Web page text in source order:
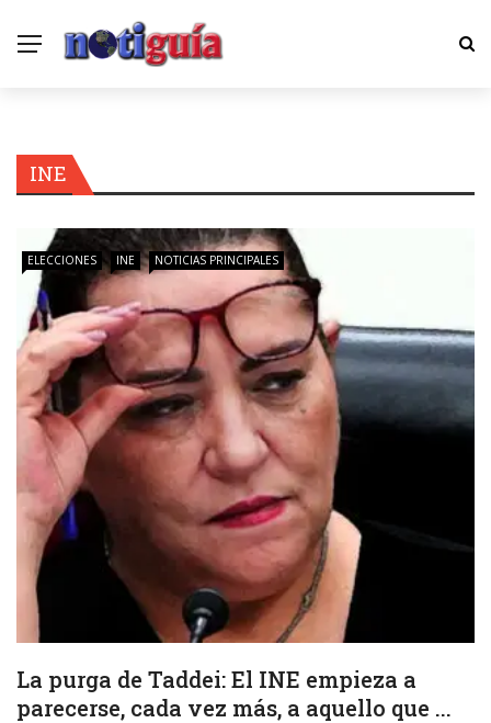
INE
ELECCIONES INE NOTICIAS PRINCIPALES
La purga de Taddei: El INE empieza a
parecerse, cada vez más, a aquello que ...